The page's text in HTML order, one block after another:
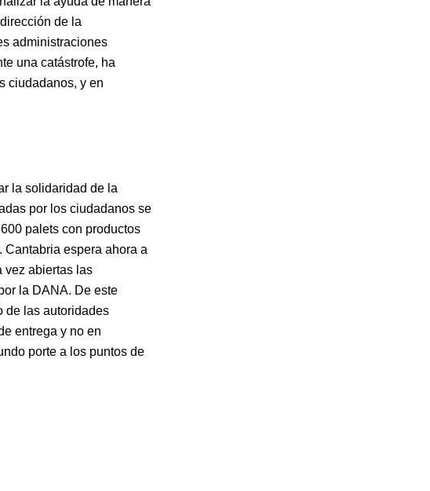
de la
administraciones
una catástrofe, ha
ciudadanos, y en
la solidaridad de la
por los ciudadanos se
palets con productos
espera ahora a
vez abiertas las
la DANA. De este
de las autoridades
entrega y no en
porte a los puntos de